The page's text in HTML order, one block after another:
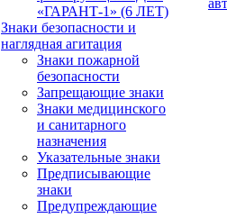
«ГАРАНТ-1» (6 ЛЕТ)
Знаки безопасности и
наглядная агитация
Знаки пожарной
безопасности
Запрещающие знаки
Знаки медицинского
и санитарного
назначения
Указательные знаки
Предписывающие
знаки
Предупреждающие